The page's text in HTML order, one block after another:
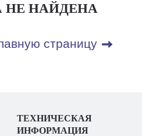
НЕ НАЙДЕНА
страницу
ТЕХНИЧЕСКАЯ
ИНФОРМАЦИЯ